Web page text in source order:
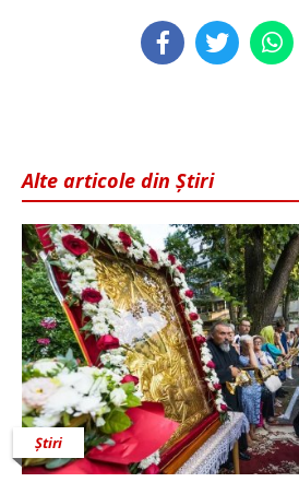
Alte articole din Știri
Știri